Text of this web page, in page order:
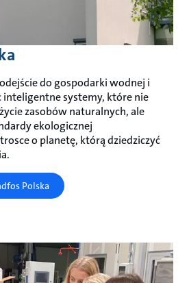
do gospodarki wodnej i
systemy, które nie
zasobów naturalnych, ale
ekologicznej
o planetę, którą dziedziczyć
Polska